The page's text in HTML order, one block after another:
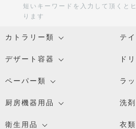
短いキーワードを入力して頂くと
ります
カトラリー類 テ
デザート容器 ド
ペーパー類 ラ
厨房機器用品 洗剤
衛生用品 衣類